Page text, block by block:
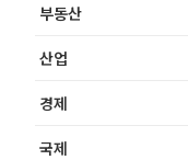
부동산
산업
경제
국제